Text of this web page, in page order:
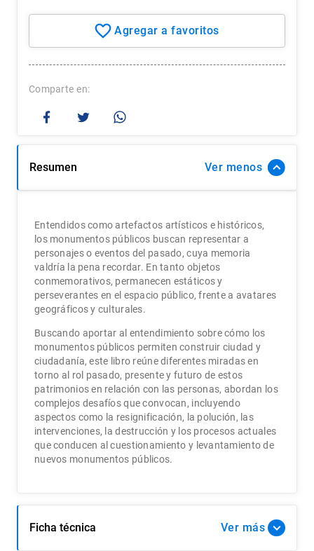
Comparte
Resumen Ver
Entendidos como artefactos artísticos e históricos,
los monumentos públicos buscan representar a
personajes o eventos del pasado, cuya memoria
valdría la pena recordar. En tanto objetos
conmemorativos, permanecen estáticos y
perseverantes en el espacio público, frente a avatares
geográficos y culturales.
Buscando aportar al entendimiento sobre cómo los
monumentos públicos permiten construir ciudad y
ciudadanía, este libro reúne diferentes miradas en
torno al rol pasado, presente y futuro de estos
patrimonios en relación con las personas, abordan los
complejos desafíos que convocan, incluyendo
aspectos como la resignificación, la polución, las
intervenciones, la destrucción y los procesos actuales
que conducen al cuestionamiento y levantamiento de
nuevos monumentos públicos.
Ficha técnica Ver